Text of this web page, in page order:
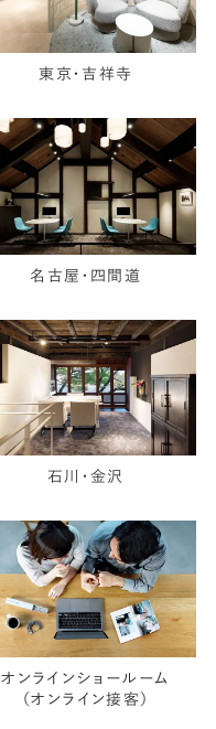
東京・吉祥寺
名古屋・四間道
石川・金沢
オンラインショールーム
（オンライン接客）